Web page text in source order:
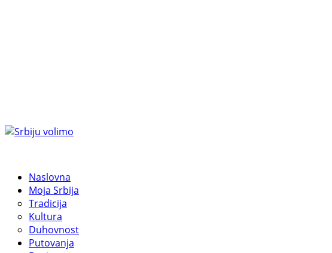
Naslovna
Moja Srbija
Tradicija
Kultura
Duhovnost
Putovanja